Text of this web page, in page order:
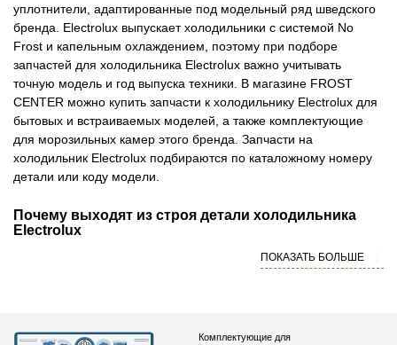
уплотнители, адаптированные под модельный ряд шведского
бренда. Electrolux выпускает холодильники с системой No
Frost и капельным охлаждением, поэтому при подборе
запчастей для холодильника Electrolux важно учитывать
точную модель и год выпуска техники. В магазине FROST
CENTER можно купить запчасти к холодильнику Electrolux для
бытовых и встраиваемых моделей, а также комплектующие
для морозильных камер этого бренда. Запчасти на
холодильник Electrolux подбираются по каталожному номеру
детали или коду модели.
Почему выходят из строя детали холодильника
Electrolux
Современные холодильники Electrolux рассчитаны на
длительный срок службы, однако отдельные детали
ПОКАЗАТЬ БОЛЬШЕ
Комплектующие для